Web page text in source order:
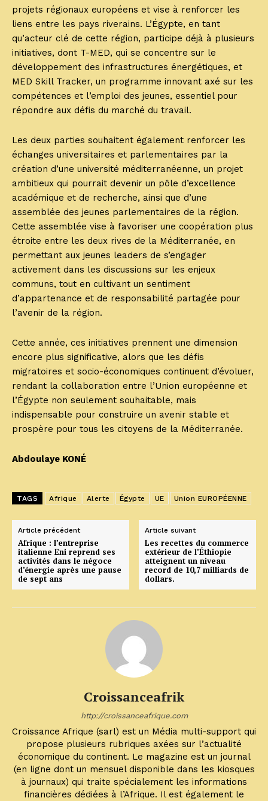
projets régionaux européens et vise à renforcer les
liens entre les pays riverains. L’Égypte, en tant
qu’acteur clé de cette région, participe déjà à plusieurs
initiatives, dont T-MED, qui se concentre sur le
développement des infrastructures énergétiques, et
MED Skill Tracker, un programme innovant axé sur les
compétences et l’emploi des jeunes, essentiel pour
répondre aux défis du marché du travail.
Les deux parties souhaitent également renforcer les
échanges universitaires et parlementaires par la
création d’une université méditerranéenne, un projet
ambitieux qui pourrait devenir un pôle d’excellence
académique et de recherche, ainsi que d’une
assemblée des jeunes parlementaires de la région.
Cette assemblée vise à favoriser une coopération plus
étroite entre les deux rives de la Méditerranée, en
permettant aux jeunes leaders de s’engager
activement dans les discussions sur les enjeux
communs, tout en cultivant un sentiment
d’appartenance et de responsabilité partagée pour
l’avenir de la région.
Cette année, ces initiatives prennent une dimension
encore plus significative, alors que les défis
migratoires et socio-économiques continuent d’évoluer,
rendant la collaboration entre l’Union européenne et
l’Égypte non seulement souhaitable, mais
indispensable pour construire un avenir stable et
prospère pour tous les citoyens de la Méditerranée.
Abdoulaye KONÉ
TAGS Afrique Alerte Égypte UE Union EUROPÉENNE
Article précédent
Afrique : l’entreprise
italienne Eni reprend ses
activités dans le négoce
d’énergie après une pause
de sept ans
Article suivant
Les recettes du commerce
extérieur de l’Éthiopie
atteignent un niveau
record de 10,7 milliards de
dollars.
Croissanceafrik
http://croissanceafrique.com
Croissance Afrique (sarl) est un Média multi-support qui
propose plusieurs rubriques axées sur l’actualité
économique du continent. Le magazine est un journal
(en ligne dont un mensuel disponible dans les kiosques
à journaux) qui traite spécialement les informations
financières dédiées à l’Afrique. Il est également le